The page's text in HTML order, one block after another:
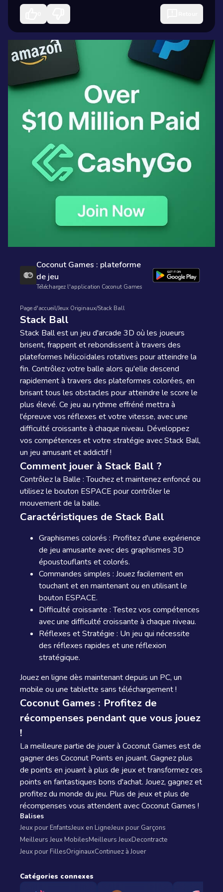
Coconut Games : plateforme
de jeu
Téléchargez l'application Coconut Games
Page d'accueil/Jeux Originaux/Stack Ball
Stack Ball
Stack Ball est un jeu d'arcade 3D où les joueurs
brisent, frappent et rebondissent à travers des
plateformes hélicoïdales rotatives pour atteindre la
fin. Contrôlez votre balle alors qu'elle descend
rapidement à travers des plateformes colorées, en
brisant tous les obstacles pour atteindre le score le
plus élevé. Ce jeu au rythme effréné mettra à
l'épreuve vos réflexes et votre vitesse, avec une
difficulté croissante à chaque niveau. Développez
vos compétences et votre stratégie avec Stack Ball,
un jeu amusant et addictif !
Comment jouer à Stack Ball ?
Contrôlez la Balle : Touchez et maintenez enfoncé ou
utilisez le bouton ESPACE pour contrôler le
mouvement de la balle.
Caractéristiques de Stack Ball
Graphismes colorés : Profitez d'une expérience
de jeu amusante avec des graphismes 3D
époustouflants et colorés.
Commandes simples : Jouez facilement en
touchant et en maintenant ou en utilisant le
bouton ESPACE.
Difficulté croissante : Testez vos compétences
avec une difficulté croissante à chaque niveau.
Réflexes et Stratégie : Un jeu qui nécessite
des réflexes rapides et une réflexion
stratégique.
Jouez en ligne dès maintenant depuis un PC, un
mobile ou une tablette sans téléchargement !
Coconut Games : Profitez de
récompenses pendant que vous jouez
!
La meilleure partie de jouer à Coconut Games est de
gagner des Coconut Points en jouant. Gagnez plus
de points en jouant à plus de jeux et transformez ces
points en fantastiques bons d'achat. Jouez, gagnez et
profitez du monde du jeu. Plus de jeux et plus de
récompenses vous attendent avec Coconut Games !
Balises
Jeux pour EnfantsJeux en LigneJeux pour Garçons
Meilleurs Jeux MobilesMeilleurs JeuxDecontracte
Jeux pour FillesOriginauxContinuez à Jouer
Catégories connexes